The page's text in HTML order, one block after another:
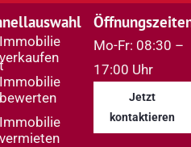
Immobilie
verkaufen
Immobilie
bewerten
Immobilie
vermieten
Mo-Fr: 08:30 –
17:00 Uhr
Jetzt
kontaktieren